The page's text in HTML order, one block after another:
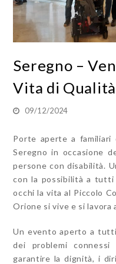
Seregno –
Vita di
09/12/2024
Porte aperte a familiari
Seregno in occasione
persone con disabilità.
con la possibilità a
occhi la vita al Piccolo
Orione si vive e si lavora
Un evento aperto a
dei problemi
garantire la dignità, i